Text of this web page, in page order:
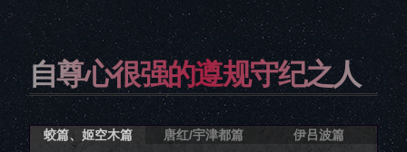
自尊心很强的遵规守纪之人
蛟篇、姬空木篇 唐红/宇津都篇 伊吕波篇